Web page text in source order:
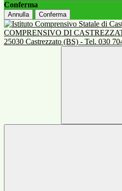
Conferma
Annulla Conferma
COMPRENSIVO DI
25030 Castrezzato (BS) - Tel. 030